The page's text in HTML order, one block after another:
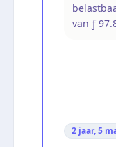
van ƒ
2 jaar, 5